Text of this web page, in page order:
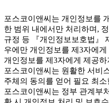
포스코이앤씨는 개인정보를
한 범위 내에서만 처리하며,
규정 등 『개인정보보호법』
우에만 개인정보를 제3자에
개인정보를 제3자에게 제공하
포스코이앤씨는 원활한 서비
주체의 동의를 얻어 필요 최
포스코이앤씨는 정부 관계부